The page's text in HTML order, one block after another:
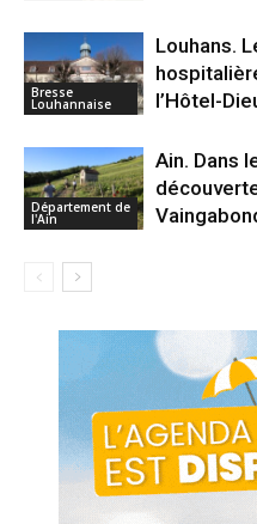
Bresse
Louhannaise
Louhans.
l’Hôtel-
Département de
l'Ain
Ain. Dans